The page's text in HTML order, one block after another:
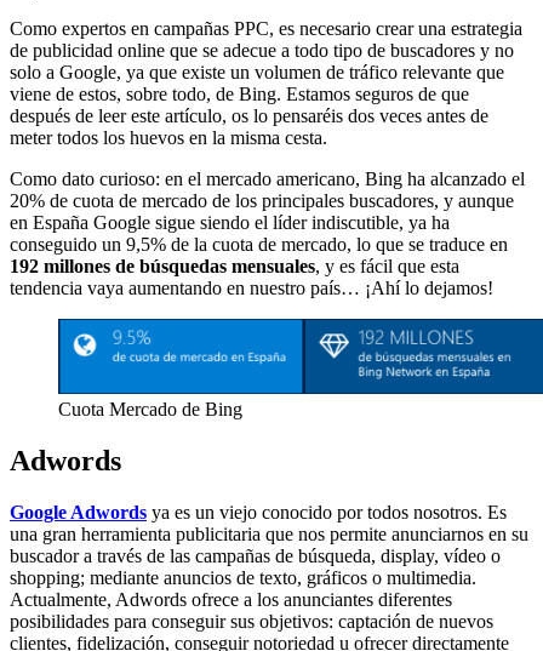
Como expertos en campañas PPC, es necesario crear una estrategia
de publicidad online que se adecue a todo tipo de buscadores y no
solo a Google, ya que existe un volumen de tráfico relevante que
viene de estos, sobre todo, de Bing. Estamos seguros de que
después de leer este artículo, os lo pensaréis dos veces antes de
meter todos los huevos en la misma cesta.
Como dato curioso: en el mercado americano, Bing ha alcanzado el
20% de cuota de mercado de los principales buscadores, y aunque
en España Google sigue siendo el líder indiscutible, ya ha
conseguido un 9,5% de la cuota de mercado, lo que se traduce en
192 millones de búsquedas mensuales, y es fácil que esta
tendencia vaya aumentando en nuestro país… ¡Ahí lo dejamos!
Cuota Mercado de Bing
Adwords
Google Adwords ya es un viejo conocido por todos nosotros. Es
una gran herramienta publicitaria que nos permite anunciarnos en su
buscador a través de las campañas de búsqueda, display, vídeo o
shopping; mediante anuncios de texto, gráficos o multimedia.
Actualmente, Adwords ofrece a los anunciantes diferentes
posibilidades para conseguir sus objetivos: captación de nuevos
clientes, fidelización, conseguir notoriedad u ofrecer directamente